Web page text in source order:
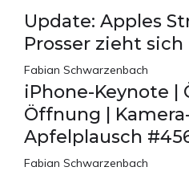
Update: Apples
Prosser zieht sich
Fabian Schwarzenbach
iPhone-Keynote |
Öffnung |
Apfelplausch
Fabian Schwarzenbach